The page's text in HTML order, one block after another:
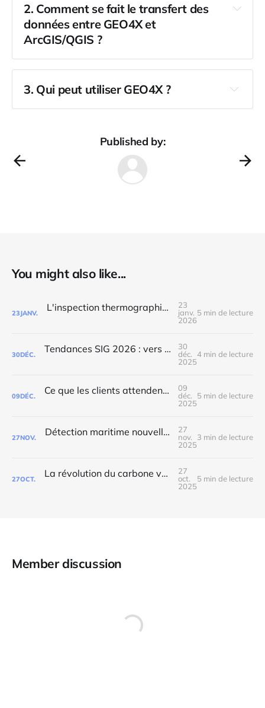
2. Comment se fait le transfert des
données entre GEO4X et
ArcGIS/QGIS ?
3. Qui peut utiliser GEO4X ?
Published by:
You might also like...
23JANV. L'inspection thermographique : comment comprendre, analyser et exploiter la donnée thermique
23
janv.
2026
5 min de lecture
30DÉC. Tendances SIG 2026 : vers un futur plus collaboratif et souverain
30
déc.
2025
4 min de lecture
09DÉC. Ce que les clients attendent vraiment d’un bureau d'études
09
déc.
2025
5 min de lecture
27NOV. Détection maritime nouvelle génération : Notre projet européen
27
nov.
2025
3 min de lecture
27OCT. La révolution du carbone vue depuis l'espace
27
oct.
2025
5 min de lecture
Member discussion